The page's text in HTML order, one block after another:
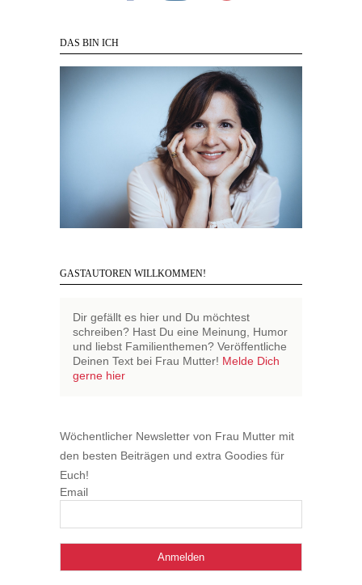
DAS BIN ICH
GASTAUTOREN WILLKOMMEN!
Dir gefällt es hier und Du möchtest
schreiben? Hast Du eine Meinung, Humor
und liebst Familienthemen? Veröffentliche
Deinen Text bei Frau Mutter! Melde Dich
gerne hier
Wöchentlicher Newsletter von Frau Mutter mit
den besten Beiträgen und extra Goodies für
Euch!
Email